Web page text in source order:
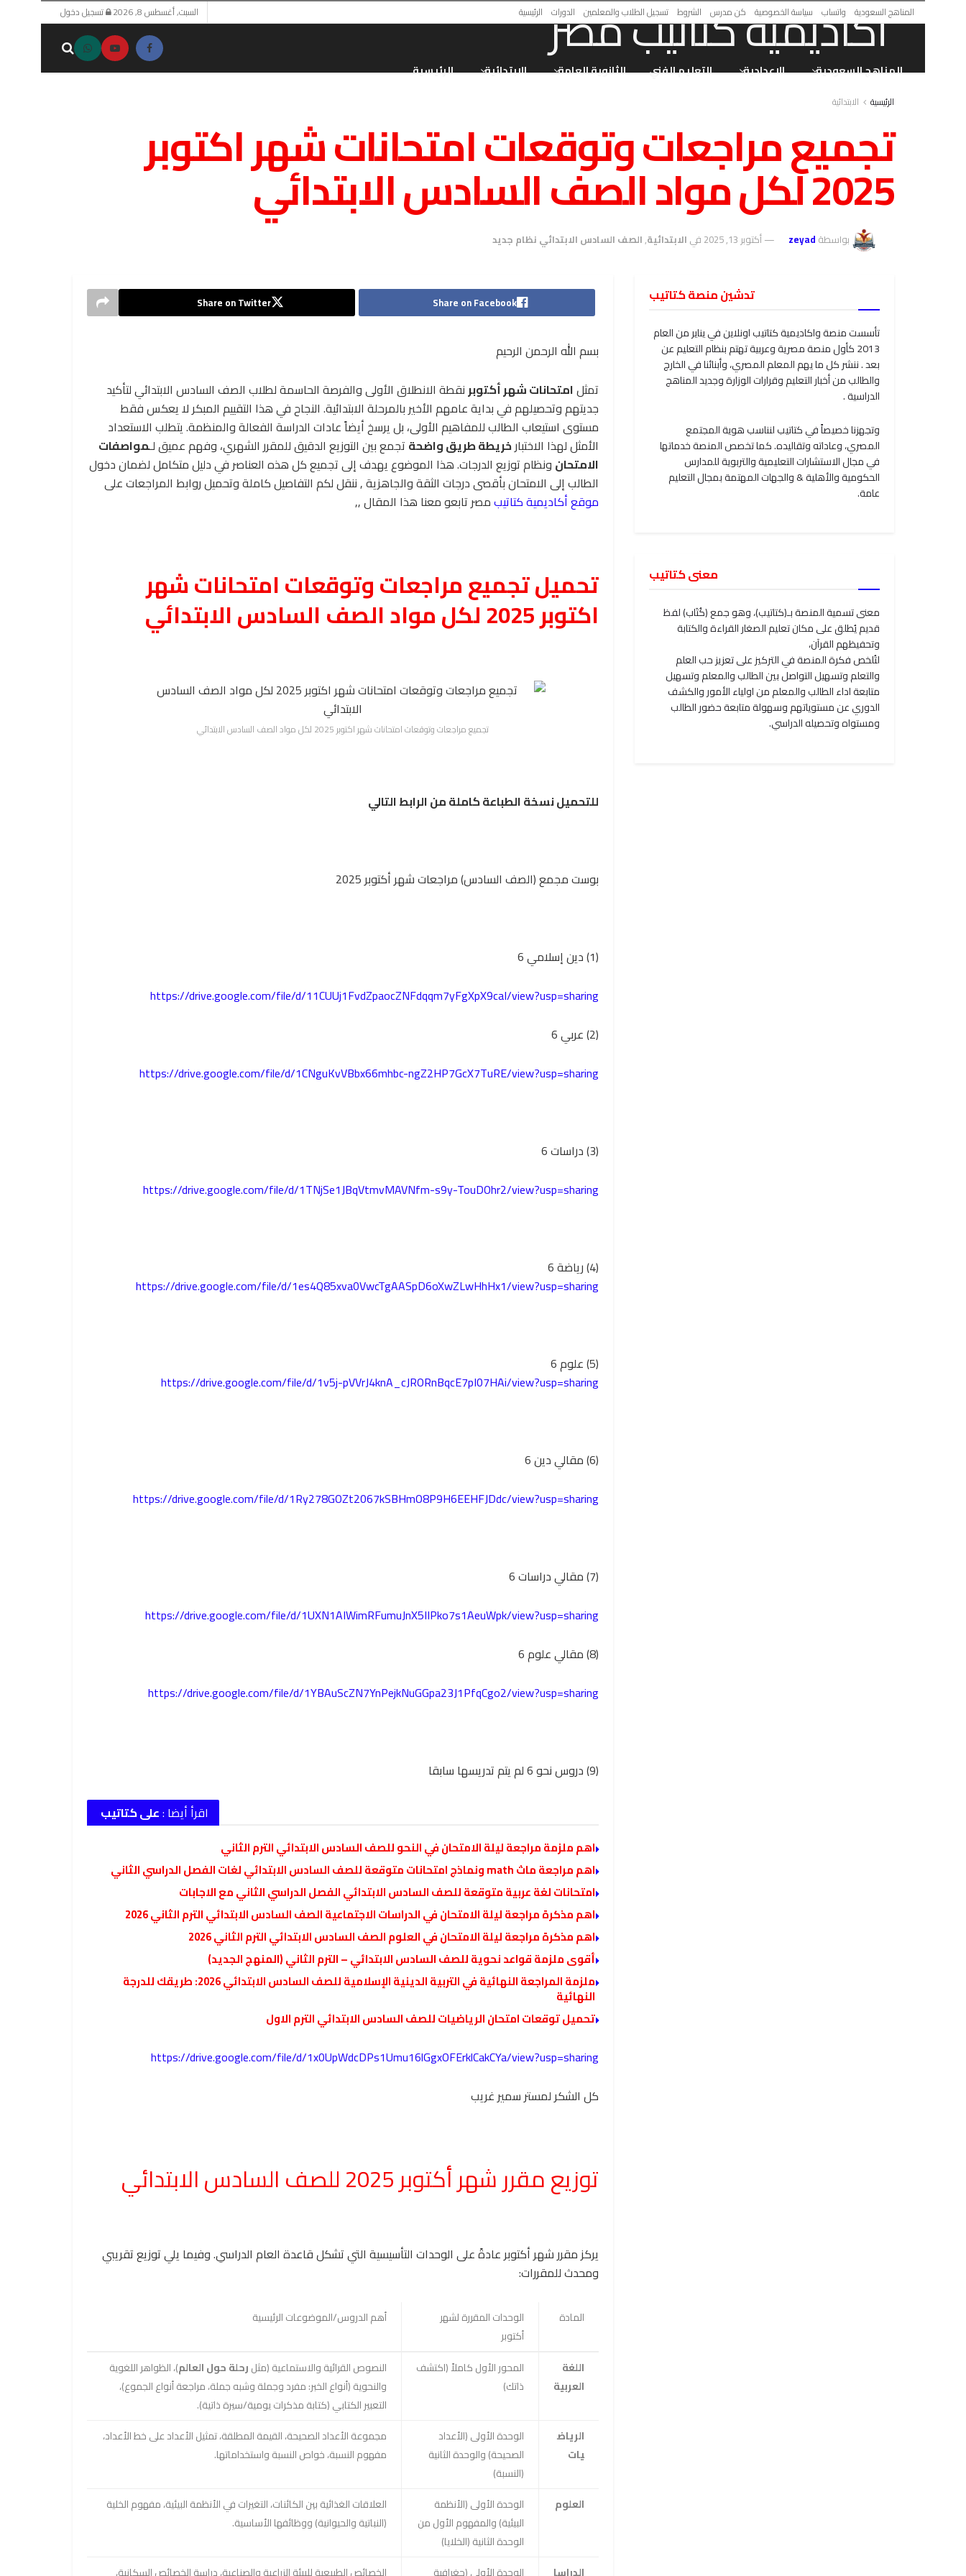
الرئيسية الدورات تسجيل الطلاب والمعلمين الشروط كن مدرس سياسة الخصوصية واتساب المناهج السعودية السبت, أغسطس 8, 2026 تسجيل دخول
الرئيسية الابتدائية الثانوية العامة التعليم الفني الاعدادية المناهج السعودية
الرئيسية الابتدائية
تجميع مراجعات وتوقعات امتحانات شهر اكتوبر
2025 لكل مواد الصف السادس الابتدائي
بواسطة zeyad أكتوبر 13, 2025 في الابتدائية,الصف السادس الابتدائي نظام جديد
Share on Facebook
Share on Twitter
بسم الله الرحمن الرحيم
تمثلامتحانات شهر أكتوبرنقطة الانطلاق الأولى والفرصة الحاسمة لطلاب الصف السادس الابتدائي لتأكيد
جديتهم وتحصيلهم في بداية عامهم الأخير بالمرحلة الابتدائية. النجاح في هذا التقييم المبكر لا يعكس فقط
مستوى استيعاب الطالب للمفاهيم الأولى، بل يرسخ أيضاً عادات الدراسة الفعالة والمنظمة. يتطلب الاستعداد
الأمثل لهذا الاختبارخريطة طريق واضحة تجمع بين التوزيع الدقيق للمقرر الشهري، وفهم عميق لـمواصفات
الامتحان ونظام توزيع الدرجات. هذا الموضوع يهدف إلى تجميع كل هذه العناصر في دليل متكامل لضمان دخول
الطالب إلى الامتحان بأقصى درجات الثقة والجاهزية , ننقل لكم التفاصيل كاملة وتحميل روابط المراجعات على
موقع أكاديمية كتاتيبمصر تابعو معنا هذا المقال ,,
تحميل تجميع مراجعات وتوقعات امتحانات شهر
اكتوبر 2025 لكل مواد الصف السادس الابتدائي
تجميع مراجعات وتوقعات امتحانات شهر اكتوبر 2025 لكل مواد الصف السادس الابتدائي
للتحميل نسخة الطباعة كاملة من الرابط التالي
بوست مجمع (الصف السادس) مراجعات شهر أكتوبر 2025
(1) دين إسلامي 6
https://drive.google.com/file/d/11CUUj1FvdZpaocZNFdqqm7yFgXpX9caI/view?usp=sharing
(2) عربي 6
https://drive.google.com/file/d/1CNguKvVBbx66mhbc-ngZ2HP7GcX7TuRE/view?usp=sharing
(3) دراسات 6
https://drive.google.com/file/d/1TNjSe1JBqVtmvMAVNfm-s9y-TouDOhr2/view?usp=sharing
(4) رياضة 6
https://drive.google.com/file/d/1es4Q85xva0VwcTgAASpD6oXwZLwHhHx1/view?usp=sharing
(5) علوم 6
https://drive.google.com/file/d/1v5j-pVVrJ4knA_cJRORnBqcE7pI07HAi/view?usp=sharing
(6) مقالي دين 6
https://drive.google.com/file/d/1Ry278GOZt2067kSBHmO8P9H6EEHFJDdc/view?usp=sharing
(7) مقالي دراسات 6
https://drive.google.com/file/d/1UXN1AIWimRFumuJnX5IIPko7s1AeuWpk/view?usp=sharing
(8) مقالي علوم 6
https://drive.google.com/file/d/1YBAuScZN7YnPejkNuGGpa23J1PfqCgo2/view?usp=sharing
(9) دروس نحو 6 لم يتم تدريسها سابقا
اقرأ أيضا :على كتاتيب
اهم ملزمة مراجعة ليلة الامتحان في النحو للصف السادس الابتدائي الترم الثاني
اهم مراجعة ماث math ونماذج امتحانات متوقعة للصف السادس الابتدائي لغات الفصل الدراسي الثاني
امتحانات لغة عربية متوقعة للصف السادس الابتدائي الفصل الدراسي الثاني مع الاجابات
اهم مذكرة مراجعة ليلة الامتحان في الدراسات الاجتماعية الصف السادس الابتدائي الترم الثاني 2026
اهم مذكرة مراجعة ليلة الامتحان في العلوم الصف السادس الابتدائي الترم الثاني 2026
أقوى ملزمة قواعد نحوية للصف السادس الابتدائي – الترم الثاني (المنهج الجديد)
ملزمة المراجعة النهائية في التربية الدينية الإسلامية للصف السادس الابتدائي 2026: طريقك للدرجة
النهائية
تحميل توقعات امتحان الرياضيات للصف السادس الابتدائي الترم الاول
https://drive.google.com/file/d/1x0UpWdcDPs1Umu16lGgxOFErklCakCYa/view?usp=sharing
كل الشكر لمستر سمير غريب
توزيع مقرر شهر أكتوبر 2025 للصف السادس الابتدائي
يركز مقرر شهر أكتوبر عادةً على الوحدات التأسيسية التي تشكل قاعدة العام الدراسي. وفيما يلي توزيع تقريبي
ومحدث للمقررات:
المادة
الوحدات المقررة لشهر
أكتوبر
أهم الدروس/الموضوعات الرئيسية
اللغة
العربية
المحور الأول كاملاً (اكتشف
ذاتك)
النصوص القرائية والاستماعية (مثلرحلة حول العالم)، الظواهر اللغوية
والنحوية (أنواع الخبر: مفرد وجملة وشبه جملة، مراجعة أنواع الجموع)،
التعبير الكتابي (كتابة مذكرات يومية/سيرة ذاتية).
الرياض
يات
الوحدة الأولى (الأعداد
الصحيحة) والوحدة الثانية
(النسبة)
مجموعة الأعداد الصحيحة، القيمة المطلقة، تمثيل الأعداد على خط الأعداد،
مفهوم النسبة، خواص النسبة واستخداماتها.
العلوم
الوحدة الأولى (الأنظمة
البيئية) والمفهوم الأول من
الوحدة الثانية (الخلايا)
العلاقات الغذائية بين الكائنات، التغيرات في الأنظمة البيئية، مفهوم الخلية
(النباتية والحيوانية) ووظائفها الأساسية.
الدراسا الوحدة الأولى (جغرافية الخصائص الطبيعية للبيئة الزراعية والصناعية، دراسة الخصائص السكانية،
تدشين منصة كتاتيب
تأسست منصة واكاديمية كتاتيب اونلاين في يناير من العام
2013 كأول منصة مصرية وعربية تهتم بنظام التعليم عن
بعد . ننشر كل ما يهم المعلم المصري، وأبنائنا في الخارج
والطالب من أخبار التعليم وقرارات الوزارة وجديد المناهج
الدراسية .
وتجهزنا خصيصاً في كتاتيب لنناسب هوية المجتمع
المصري، وعاداته وتقاليده. كما تخصص المنصة خدماتها
في مجال الاستشارات التعليمية والتربوية للمدارس
الحكومية والأهلية & والجهات المهتمة بمجال التعليم
عامة.
معنى كتاتيب
معنى تسمية المنصة بـ(كتاتيب)، وهو جمع (كُتَاب) لفظ
قديم يُطلق على مكان تعليم الصغار القراءة والكتابة
وتحفيظهم القرآن،
لتُلخص فكرة المنصة في التركيز على تعزيز حب العلم
والتعلم وتسهيل التواصل بين الطالب والمعلم وتسهيل
متابعة اداء الطالب والمعلم من اولياء الأمور والكشف
الدوري عن مستوياتهم وسهولة متابعة حضور الطالب
ومستواه وتحصيله الدراسي.